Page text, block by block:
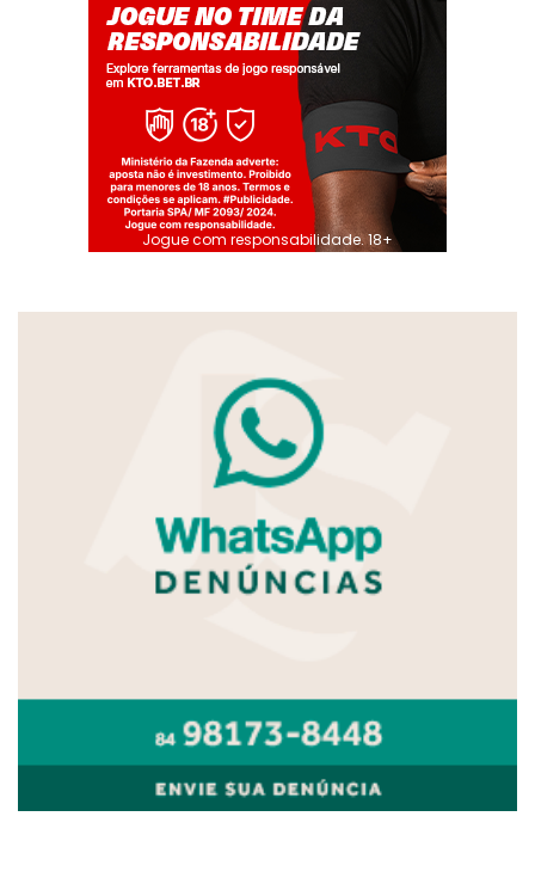
Jogue com responsabilidade. 18+